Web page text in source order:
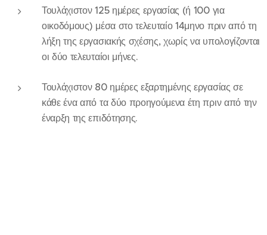
Τουλάχιστον 125 ημέρες εργασίας (ή 100 για
οικοδόμους) μέσα στο τελευταίο 14μηνο πριν από τη
λήξη της εργασιακής σχέσης, χωρίς να υπολογίζονται
οι δύο τελευταίοι μήνες.
Τουλάχιστον 80 ημέρες εξαρτημένης εργασίας σε
κάθε ένα από τα δύο προηγούμενα έτη πριν από την
έναρξη της επιδότησης.